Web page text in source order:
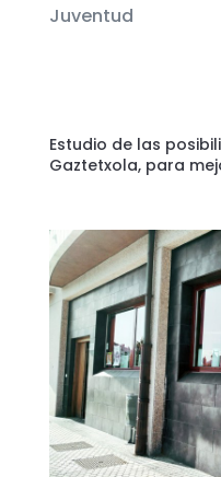
Juventud
Estudio de las
Gaztetxola, para